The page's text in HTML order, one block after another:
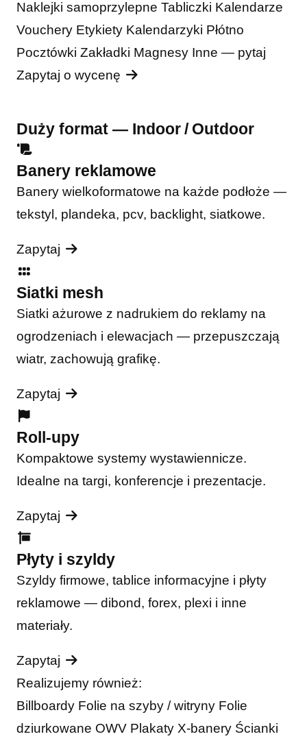
Naklejki samoprzylepne Tabliczki Kalendarze
Vouchery Etykiety Kalendarzyki Płótno
Pocztówki Zakładki Magnesy Inne — pytaj
Zapytaj o wycenę
Duży format — Indoor / Outdoor
Banery reklamowe
Banery wielkoformatowe na każde podłoże —
tekstyl, plandeka, pcv, backlight, siatkowe.
Zapytaj
Siatki mesh
Siatki ażurowe z nadrukiem do reklamy na
ogrodzeniach i elewacjach — przepuszczają
wiatr, zachowują grafikę.
Zapytaj
Roll-upy
Kompaktowe systemy wystawiennicze.
Idealne na targi, konferencje i prezentacje.
Zapytaj
Płyty i szyldy
Szyldy firmowe, tablice informacyjne i płyty
reklamowe — dibond, forex, plexi i inne
materiały.
Zapytaj
Realizujemy również:
Billboardy Folie na szyby / witryny Folie
dziurkowane OWV Plakaty X-banery Ścianki